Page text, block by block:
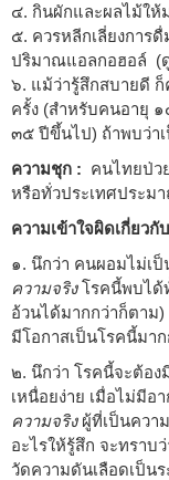
๔. กินผักและผลไม้ให้
๕. ควรหลีกเลี่ยงการ
ปริมาณแอลกอฮอล์ (
๖. แม้ว่ารู้สึกสบายดี ก็
ครั้ง (สำหรับคนอายุ
๓๕ ปีขึ้นไป) ถ้าพบว่าเ
ความชุก : คนไทยป่ว
หรือทั่วประเทศประม
ความเข้าใจผิดเกี่ยว
๑. นึกว่า คนผอมไม่เ
ความจริงโรคนี้พบได้
อ้วนได้มากกว่าก็ตา
มีโอกาสเป็นโรคนี้มา
๒. นึกว่า โรคนี้จะต้อง
เหนื่อยง่าย เมื่อไม่มีอ
ความจริงผู้ที่เป็นควา
อะไรให้รู้สึก จะทราบ
วัดความดันเลือดเป็น